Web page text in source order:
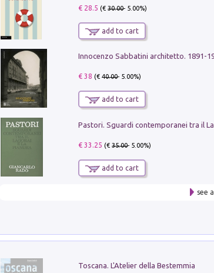
€ 28.5 (€30.00- 5.00%)
add to cart
Innocenzo Sabbatini architetto. 1891-
€ 38 (€40.00- 5.00%)
add to cart
€ 33.25 (€35.00- 5.00%)
add to cart
see
Toscana. L'Atelier della Bestemmia